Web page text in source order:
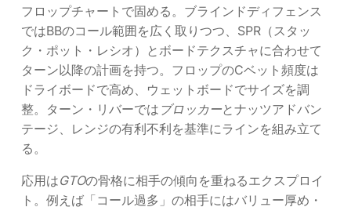
フロップチャートで固める。ブラインドディフェンス
ではBBのコール範囲を広く取りつつ、SPR（スタッ
ク・ポット・レシオ）とボードテクスチャに合わせて
ターン以降の計画を持つ。フロップのCベット頻度は
ドライボードで高め、ウェットボードでサイズを調
整。ターン・リバーでは ブロッカーとナッツアドバン
テージ、レンジの有利不利を基準にラインを組み立て
る。
応用はGTOの骨格に相手の傾向を重ねるエクスプロイ
ト。例えば「コール過多」の相手にはバリュー厚め・